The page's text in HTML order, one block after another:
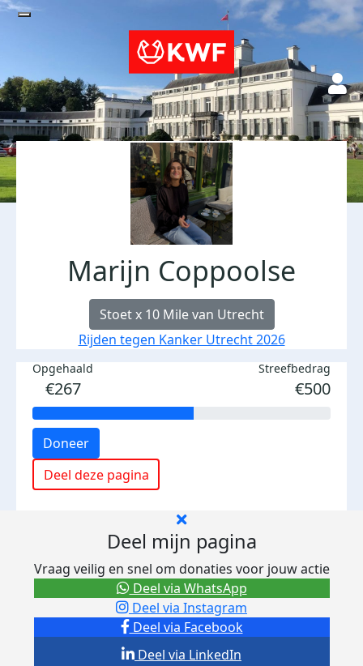
Marijn Coppoolse
Stoet x 10 Mile van Utrecht
Rijden tegen Kanker Utrecht 2026
Opgehaald
€267
Streefbedrag
€500
Doneer
Deel deze pagina
Deel mijn pagina
Vraag veilig en snel om donaties voor jouw actie
Deel via Facebook
Deel via Instagram
Deel via LinkedIn
Deel via WhatsApp